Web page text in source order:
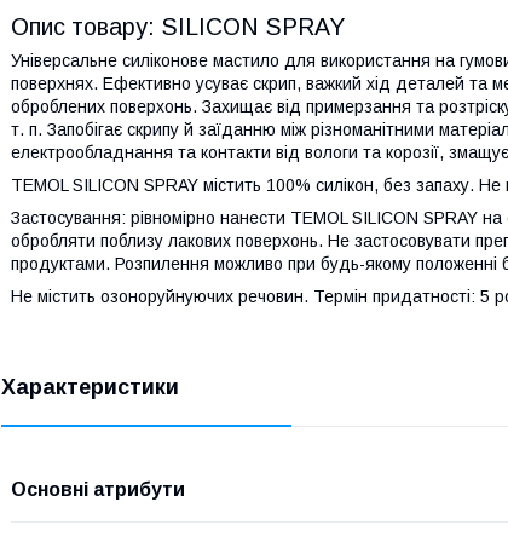
Опис товару: SILICON SPRAY
Універсальне силіконове мастило для використання на
поверхнях. Ефективно усуває скрип, важкий хід деталей та
оброблених поверхонь. Захищає від примерзання та
т. п. Запобігає скрипу й заїданню між різноманітними
електрообладнання та контакти від вологи та корозії,
TEMOL SILICON SPRAY містить 100% силікон, без запаху. Не
Застосування: рівномірно нанести TEMOL SILICON SPRAY на
обробляти поблизу лакових поверхонь. Не застосовувати
продуктами. Розпилення можливо при будь-якому положенні
Не містить озоноруйнуючих речовин. Термін придатності: 5
Характеристики
Основні атрибути